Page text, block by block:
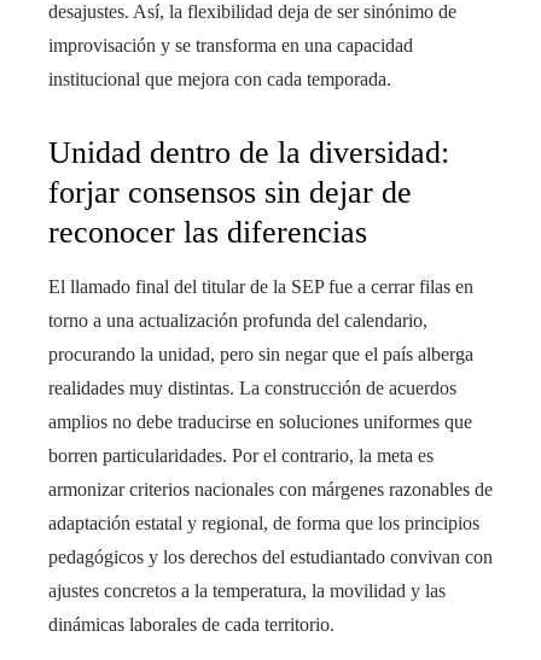
desajustes. Así, la flexibilidad deja de ser sinónimo de
improvisación y se transforma en una capacidad
institucional que mejora con cada temporada.
Unidad dentro de la diversidad:
forjar consensos sin dejar de
reconocer las diferencias
El llamado final del titular de la SEP fue a cerrar filas en
torno a una actualización profunda del calendario,
procurando la unidad, pero sin negar que el país alberga
realidades muy distintas. La construcción de acuerdos
amplios no debe traducirse en soluciones uniformes que
borren particularidades. Por el contrario, la meta es
armonizar criterios nacionales con márgenes razonables de
adaptación estatal y regional, de forma que los principios
pedagógicos y los derechos del estudiantado convivan con
ajustes concretos a la temperatura, la movilidad y las
dinámicas laborales de cada territorio.